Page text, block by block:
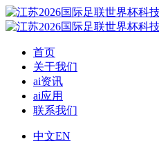
首页
关于我们
ai资讯
ai应用
联系我们
中文EN